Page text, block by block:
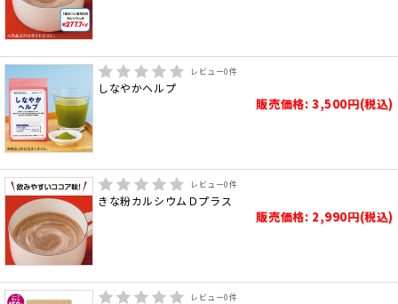
レビュー0件
しなやかヘルプ
販売価格: 3,500円(税込)
レビュー0件
きな粉カルシウムＤプラス
販売価格: 2,990円(税込)
レビュー0件